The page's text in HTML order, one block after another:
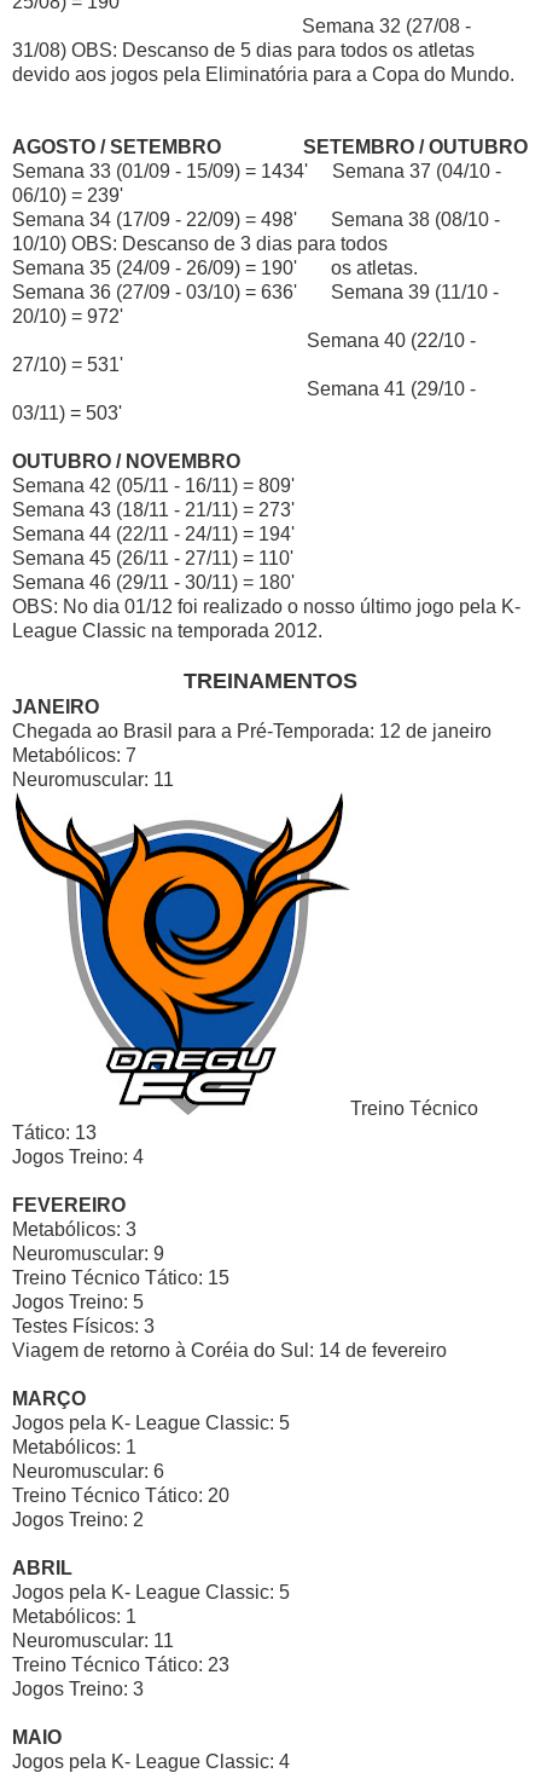
Semana 32 (27/08 -
31/08) OBS: Descanso de 5 dias para todos os atletas
devido aos jogos pela Eliminatória para a Copa do Mundo.
AGOSTO / SETEMBRO
SETEMBRO / OUTUBRO
Semana 33 (01/09 - 15/09) = 1434' Semana 37 (04/10 -
06/10) = 239'
Semana 34 (17/09 - 22/09) = 498' Semana 38 (08/10 -
10/10) OBS: Descanso de 3 dias para todos
Semana 35 (24/09 - 26/09) = 190' os atletas.
Semana 36 (27/09 - 03/10) = 636' Semana 39 (11/10 -
20/10) = 972'
Semana 40 (22/10 -
27/10) = 531'
Semana 41 (29/10 -
03/11) = 503'
OUTUBRO / NOVEMBRO
Semana 42 (05/11 - 16/11) = 809'
Semana 43 (18/11 - 21/11) = 273'
Semana 44 (22/11 - 24/11) = 194'
Semana 45 (26/11 - 27/11) = 110'
Semana 46 (29/11 - 30/11) = 180'
OBS: No dia 01/12 foi realizado o nosso último jogo pela K-
League Classic na temporada 2012.
TREINAMENTOS
JANEIRO
Chegada ao Brasil para a Pré-Temporada: 12 de janeiro
Metabólicos: 7
Neuromuscular: 11
Treino Técnico
Tático: 13
Jogos Treino: 4
FEVEREIRO
Metabólicos: 3
Neuromuscular: 9
Treino Técnico Tático: 15
Jogos Treino: 5
Testes Físicos: 3
Viagem de retorno à Coréia do Sul: 14 de fevereiro
MARÇO
Jogos pela K- League Classic: 5
Metabólicos: 1
Neuromuscular: 6
Treino Técnico Tático: 20
Jogos Treino: 2
ABRIL
Jogos pela K- League Classic: 5
Metabólicos: 1
Neuromuscular: 11
Treino Técnico Tático: 23
Jogos Treino: 3
MAIO
Jogos pela K- League Classic: 4